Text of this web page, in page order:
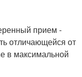
прием -
отличающейся от
в максимальной